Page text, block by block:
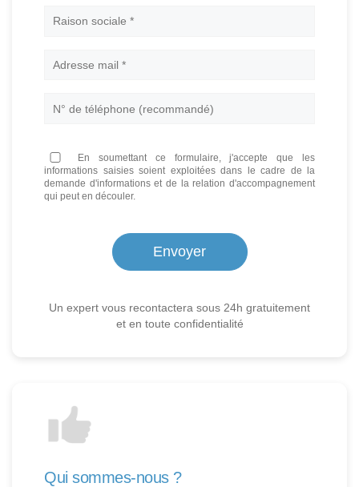
Nom
En soumettant ce formulaire, j'accepte que les
informations saisies soient exploitées dans le cadre de la
demande d'informations et de la relation d'accompagnement
qui peut en découler.
Un expert vous recontactera sous 24h gratuitement
et en toute confidentialité
Qui sommes-nous ?